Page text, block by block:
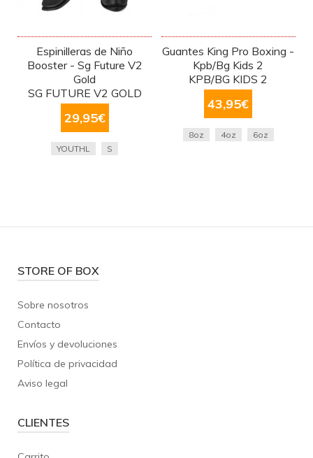
Espinilleras de Niño
Booster - Sg Future V2
Gold
SG FUTURE V2 GOLD
29,95€
YOUTHL S
Guantes King Pro Boxing -
Kpb/Bg Kids 2
KPB/BG KIDS 2
43,95€
8oz 4oz 6oz
STORE OF BOX
Sobre nosotros
Contacto
Envíos y devoluciones
Política de privacidad
Aviso legal
CLIENTES